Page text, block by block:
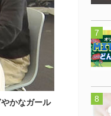
かなガール